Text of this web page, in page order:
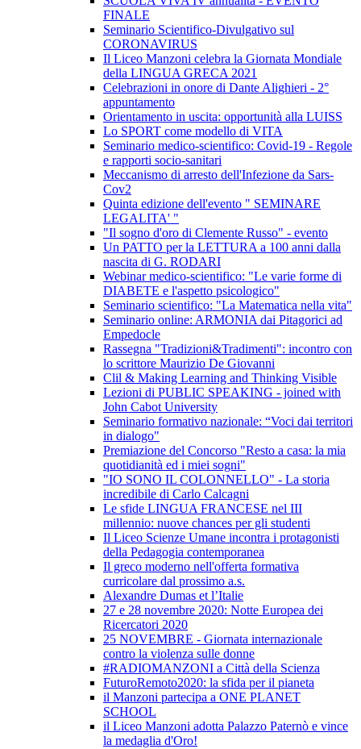
FINALE
Seminario Scientifico-Divulgativo sul
CORONAVIRUS
Il Liceo Manzoni celebra la Giornata Mondiale
della LINGUA GRECA 2021
Celebrazioni in onore di Dante Alighieri - 2°
appuntamento
Orientamento in uscita: opportunità alla LUISS
Lo SPORT come modello di VITA
Seminario medico-scientifico: Covid-19 - Regole
e rapporti socio-sanitari
Meccanismo di arresto dell'Infezione da Sars-
Cov2
Quinta edizione dell'evento " SEMINARE
LEGALITA' "
"Il sogno d'oro di Clemente Russo" - evento
Un PATTO per la LETTURA a 100 anni dalla
nascita di G. RODARI
Webinar medico-scientifico: "Le varie forme di
DIABETE e l'aspetto psicologico"
Seminario scientifico: "La Matematica nella vita"
Seminario online: ARMONIA dai Pitagorici ad
Empedocle
Rassegna "Tradizioni&Tradimenti": incontro con
lo scrittore Maurizio De Giovanni
Clil & Making Learning and Thinking Visible
Lezioni di PUBLIC SPEAKING - joined with
John Cabot University
Seminario formativo nazionale: “Voci dai territori
in dialogo"
Premiazione del Concorso "Resto a casa: la mia
quotidianità ed i miei sogni"
"IO SONO IL COLONNELLO" - La storia
incredibile di Carlo Calcagni
Le sfide LINGUA FRANCESE nel III
millennio: nuove chances per gli studenti
Il Liceo Scienze Umane incontra i protagonisti
della Pedagogia contemporanea
Il greco moderno nell'offerta formativa
curricolare dal prossimo a.s.
Alexandre Dumas et l’Italie
27 e 28 novembre 2020: Notte Europea dei
Ricercatori 2020
25 NOVEMBRE - Giornata internazionale
contro la violenza sulle donne
#RADIOMANZONI a Città della Scienza
FuturoRemoto2020: la sfida per il pianeta
il Manzoni partecipa a ONE PLANET
SCHOOL
il Liceo Manzoni adotta Palazzo Paternò e vince
la medaglia d'Oro!